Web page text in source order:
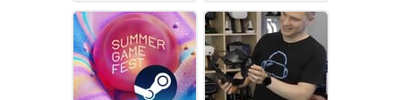
29 May 2026
May 2026